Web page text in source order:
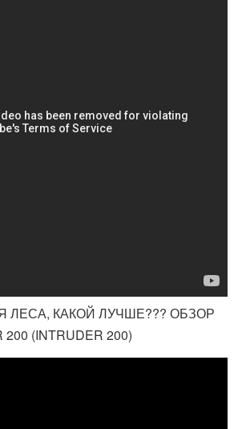
ЛЕСА, КАКОЙ ЛУЧШЕ??? ОБЗОР
(INTRUDER 200)